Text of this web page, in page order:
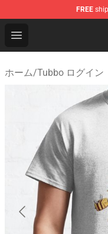
FREE
Open menu
Tubbo Store -
ホーム/Tubbo ログイン